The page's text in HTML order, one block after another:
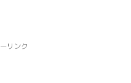
リンク